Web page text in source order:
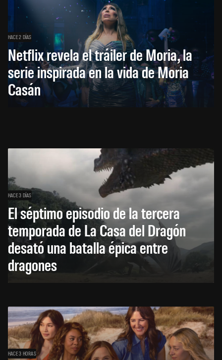
HACE 2 DÍAS
Netflix revela el tráiler de Moria, la
serie inspirada en la vida de Moria
Casán
HACE 3 DÍAS
El séptimo episodio de la tercera
temporada de La Casa del Dragón
desató una batalla épica entre
dragones
HACE 3 HORAS